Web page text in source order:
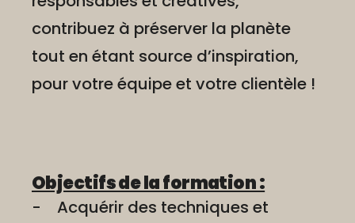
contribuez à préserver la planète
tout en étant source d’inspiration,
pour votre équipe et votre clientèle !
Objectifs de la formation :
- Acquérir des techniques et